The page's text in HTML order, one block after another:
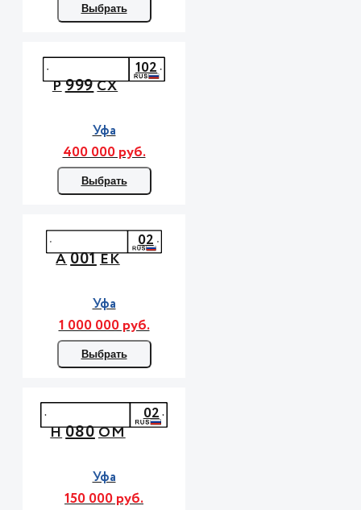
Выбрать
Р999СХ
102
Уфа
400 000 руб.
Выбрать
А001ЕК
02
Уфа
1 000 000 руб.
Выбрать
Н080ОМ
02
Уфа
150 000 руб.